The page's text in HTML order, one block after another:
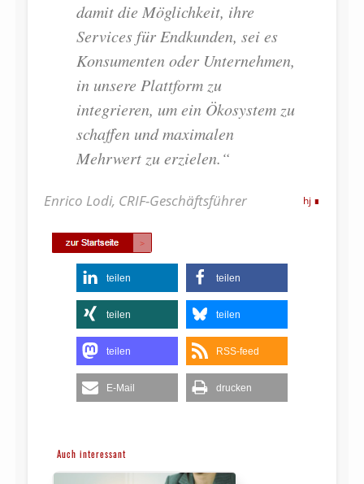
damit die Möglichkeit, ihre
Services für Endkunden, sei es
Konsumenten oder Unternehmen,
in unsere Plattform zu
integrieren, um ein Ökosystem zu
schaffen und maximalen
Mehrwert zu erzielen.“
Enrico Lodi, CRIF-Geschäftsführer hj
teilen teilen
teilen teilen
teilen RSS-feed
E-Mail drucken
Auch interessant